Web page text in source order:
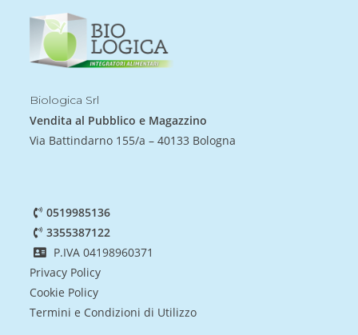
Biologica Srl
Vendita al Pubblico e Magazzino
Via Battindarno 155/a – 40133 Bologna
0519985136
3355387122
P.IVA 04198960371
Privacy Policy
Cookie Policy
Termini e Condizioni di Utilizzo